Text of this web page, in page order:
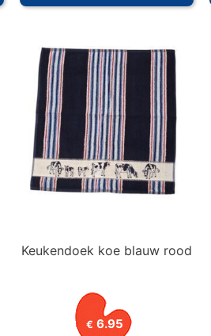
Keukendoek koe blauw rood
€ 6.95